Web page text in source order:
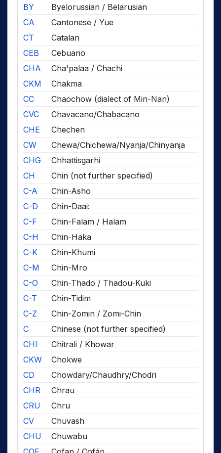
BY
Byelorussian / Belarusian
CA
Cantonese / Yue
CT
Catalan
CEB
Cebuano
CHA
Cha'palaa / Chachi
CKM
Chakma
CC
Chaochow (dialect of Min-Nan)
CVC
Chavacano/Chabacano
CHE
Chechen
CW
Chewa/Chichewa/Nyanja/Chinyanja
CHG
Chhattisgarhi
CH
Chin (not further specified)
C-A
Chin-Asho
C-D
Chin-Daai:
C-F
Chin-Falam / Halam
C-H
Chin-Haka
C-K
Chin-Khumi
C-M
Chin-Mro
C-O
Chin-Thado / Thadou-Kuki
C-T
Chin-Tidim
C-Z
Chin-Zomin / Zomi-Chin
C
Chinese (not further specified)
CHI
Chitrali / Khowar
CKW
Chokwe
CD
Chowdary/Chaudhry/Chodri
CHR
Chrau
CRU
Chru
CV
Chuvash
CHU
Chuwabu